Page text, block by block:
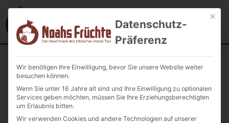
Startseite/Säfte/Kompott/Mineralwasser/Bier/ Kirschenkompott
ARAYI 1L
Mit
Datenschutz-
Präferenz
Wir benötigen Ihre Einwilligung, bevor Sie unsere Website weiter
besuchen können.
Wenn Sie unter 16 Jahre alt sind und Ihre Einwilligung zu optionalen
Services geben möchten, müssen Sie Ihre Erziehungsberechtigten
um Erlaubnis bitten.
Wir verwenden Cookies und andere Technologien auf unserer